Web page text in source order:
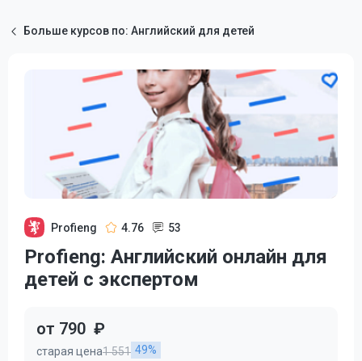
Больше курсов по: Английский для детей
Profieng 4.76 53
Profieng: Английский онлайн для
детей с экспертом
от 790 ₽
старая цена1 551 49%